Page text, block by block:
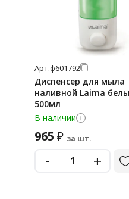
Арт.ф601792
Диспенсер для мыла
наливной Laima
500мл
В наличии
965 ₽ за шт.
- +